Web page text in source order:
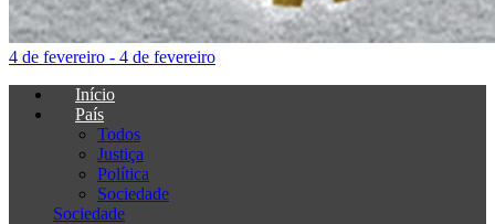
4 de fevereiro - 4 de fevereiro
Início
País
Todos
Justiça
Política
Sociedade
Sociedade